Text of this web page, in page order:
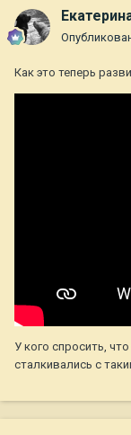
Как это теперь
У кого спросить,
сталкивались с